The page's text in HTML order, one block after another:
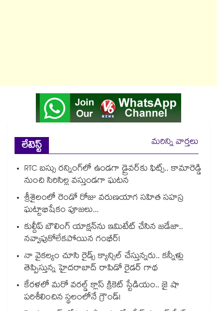
లేటెస్ట్
మరిన్ని వార్తలు
RTC బస్సు రన్నింగ్⁫లో ఉండగా డ్రైవర్‌కు ఫిట్స్.. కామారెడ్డి
నుంచి సిరిసిల్ల వస్తుండగా ఘటన
శ్రీశైలంలో రెండో రోజు వరుణయాగ సహిత సహస్ర
ఘట్టాభిషేకం పూజలు...
కుల్దీప్ బౌలింగ్ యాక్షన్‌ను ఇమిటేట్ చేసిన జడేజా..
నవ్వాపుకోలేకపోయిన గంభీర్!
నా వైకల్యం చూసి రైడ్స్ క్యాన్సిల్ చేస్తున్నరు.. కన్నీళ్లు
తెప్పిస్తున్న హైదరాబాద్ రాపిడో రైడర్ గాథ
కేరళలో మరో వరల్డ్ క్లాస్ క్రికెట్ స్టేడియం.. జై షా
పరిశీలించిన స్థలంలోనే గ్రౌండ్!